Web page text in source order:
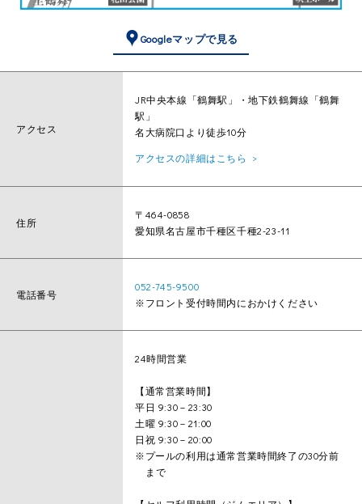
Googleマップで見る
アクセス
JR中央本線「鶴舞駅」・地下鉄鶴舞線「鶴舞
駅」
名大病院口より徒歩10分
アクセスの詳細はこちら
住所
〒464-0858
愛知県名古屋市千種区千種2-23-11
電話番号
052-745-9500
※フロント受付時間内におかけください
24時間営業
【通常営業時間】
平日 9:30－23:30
土曜 9:30－21:00
日祝 9:30－20:00
※プールの利用は通常営業時間終了の30分前
まで